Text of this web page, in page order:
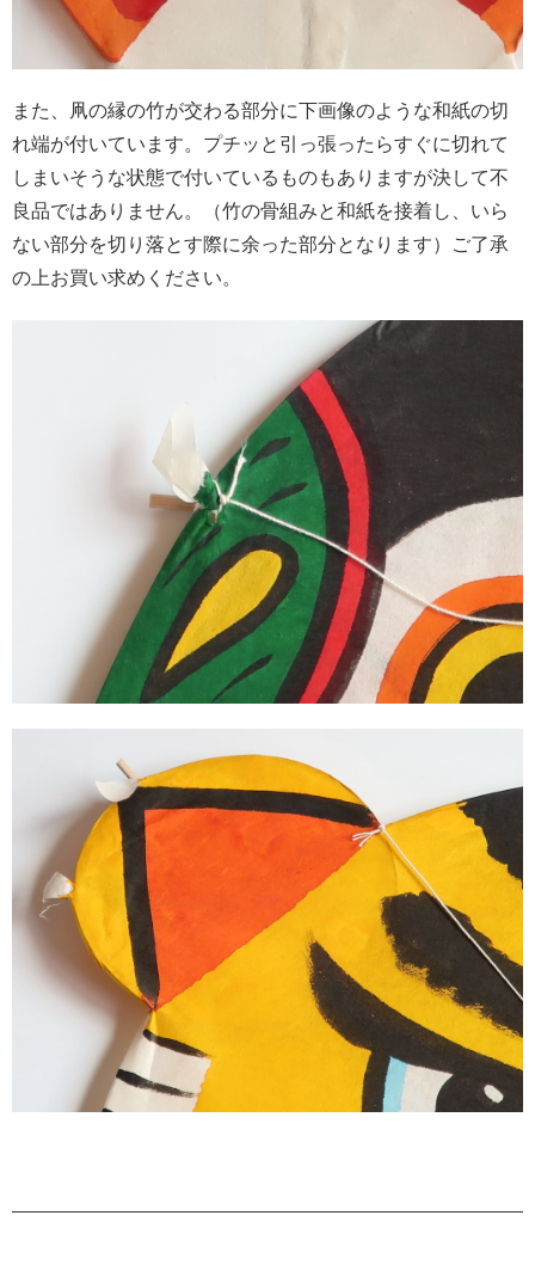
また、凧の縁の竹が交わる部分に下画像のような和紙の切
れ端が付いています。プチッと引っ張ったらすぐに切れて
しまいそうな状態で付いているものもありますが決して不
良品ではありません。（竹の骨組みと和紙を接着し、いら
ない部分を切り落とす際に余った部分となります）ご了承
の上お買い求めください。